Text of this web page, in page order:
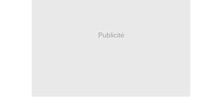
Publicité